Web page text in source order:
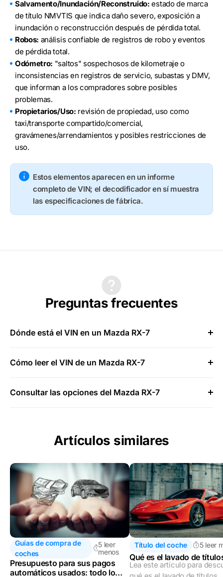
Salvamento/Inundación/Reconstruido: estado de marca
de título NMVTIS que indica daño severo, exposición a
inundación o reconstrucción después de pérdida total.
Robos: análisis confiable de registros de robo y eventos
de pérdida total.
Odómetro: "saltos" sospechosos de kilometraje o
inconsistencias en registros de servicio, subastas y DMV,
que informan a los compradores sobre posibles
problemas.
Propietarios/Uso: revisión de propiedad, uso como
taxi/transporte compartido/comercial,
gravámenes/arrendamientos y posibles restricciones de
uso.
Estos elementos aparecen en un informe
completo de VIN; el decodificador en sí muestra
las especificaciones de fábrica.
Preguntas frecuentes
Dónde está el VIN en un Mazda RX-7
Cómo leer el VIN de un Mazda RX-7
Consultar las opciones del Mazda RX-7
Artículos similares
Guías de compra de
coches
5 leer
menos
Presupuesto para sus pagos
automáticos usados: todo lo
Título del coche 5 leer
Qué es el lavado de
Lea este artículo para